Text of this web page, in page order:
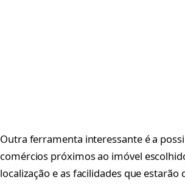
Outra ferramenta interessante é a
comércios próximos ao imóvel
localização e as facilidades que estarão